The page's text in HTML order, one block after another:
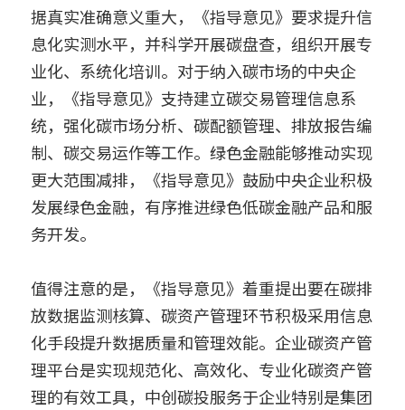
据真实准确意义重大，《指导意见》要求提升信
息化实测水平，并科学开展碳盘查，组织开展专
业化、系统化培训。对于纳入碳市场的中央企
业，《指导意见》支持建立碳交易管理信息系
统，强化碳市场分析、碳配额管理、排放报告编
制、碳交易运作等工作。绿色金融能够推动实现
更大范围减排，《指导意见》鼓励中央企业积极
发展绿色金融，有序推进绿色低碳金融产品和服
务开发。
值得注意的是，《指导意见》着重提出要在碳排
放数据监测核算、碳资产管理环节积极采用信息
化手段提升数据质量和管理效能。企业碳资产管
理平台是实现规范化、高效化、专业化碳资产管
理的有效工具，中创碳投服务于企业特别是集团